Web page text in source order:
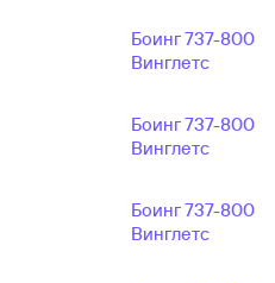
Боинг 737-800
Винглетс
Боинг 737-800
Винглетс
Боинг 737-800
Винглетс